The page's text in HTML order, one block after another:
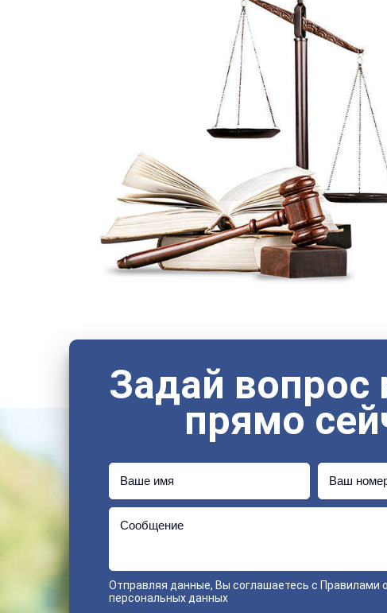
Задай вопрос
прямо
Ваше имя Ваш
Сообщение
Отправляя данные, Вы соглашаетесь с Правилами
персональных данных